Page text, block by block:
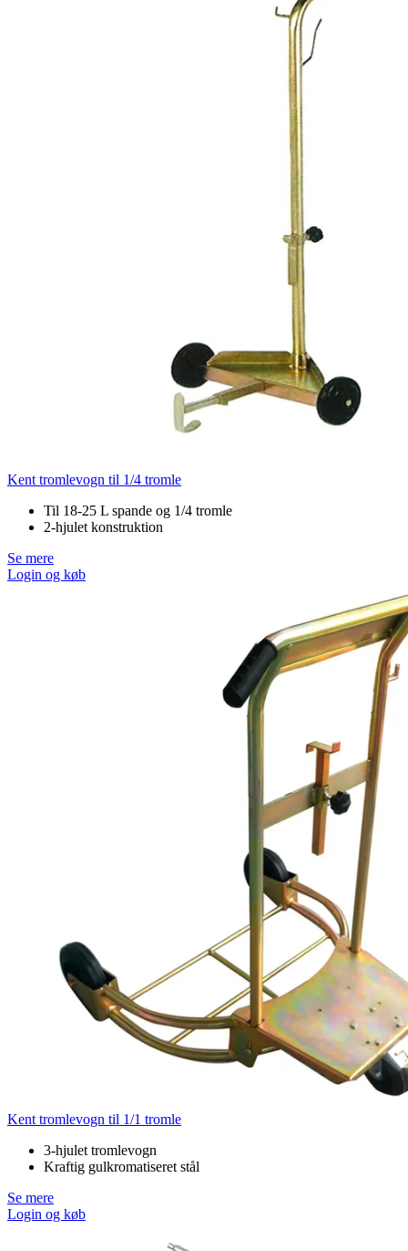
Kent tromlevogn til 1/4 tromle
Til 18-25 L spande og 1/4 tromle
2-hjulet konstruktion
Se mere
Login og køb
Kent tromlevogn til 1/1 tromle
3-hjulet tromlevogn
Kraftig gulkromatiseret stål
Se mere
Login og køb